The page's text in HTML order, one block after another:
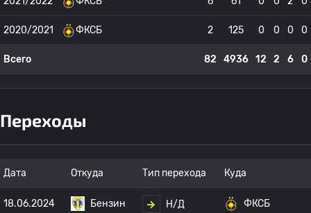
2020/2021 ФКСБ 2 125 0 0 0 0
Всего 82 4936 12 2 6 0
Переходы
Дата Откуда Тип перехода Куда
18.06.2024 Бензин Н/Д ФКСБ